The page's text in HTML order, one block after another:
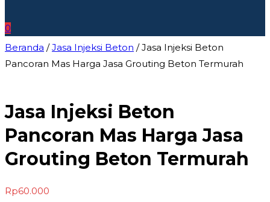
0
Beranda /Jasa Injeksi Beton / Jasa Injeksi Beton
Pancoran Mas Harga Jasa Grouting Beton Termurah
Jasa Injeksi Beton
Pancoran Mas Harga Jasa
Grouting Beton Termurah
Rp60.000